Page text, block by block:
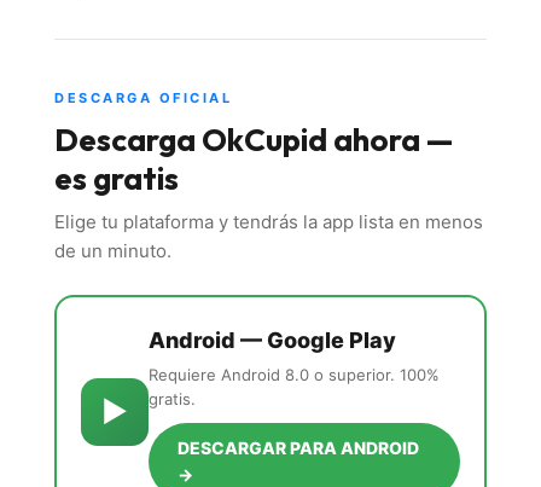
DESCARGA OFICIAL
Descarga OkCupid ahora —
es gratis
Elige tu plataforma y tendrás la app lista en menos
de un minuto.
▶
Android — Google Play
Requiere Android 8.0 o superior. 100%
gratis.
DESCARGAR PARA ANDROID
→